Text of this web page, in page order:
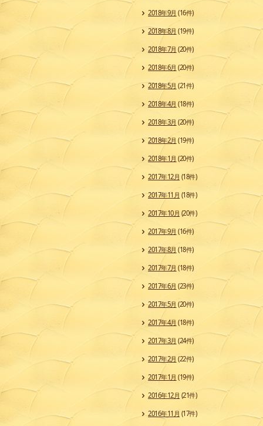
2018年9月(16件)
2018年8月 (19件)
2018年7月 (20件)
2018年6月 (20件)
2018年5月 (21件)
2018年4月 (18件)
2018年3月(20件)
2018年2月 (19件)
2018年1月 (20件)
2017年12月(18件)
2017年11月 (18件)
2017年10月 (20件)
2017年9月 (16件)
2017年8月 (18件)
2017年7月 (18件)
2017年6月 (23件)
2017年5月 (20件)
2017年4月 (18件)
2017年3月 (24件)
2017年2月 (22件)
2017年1月 (19件)
2016年12月 (21件)
2016年11月 (17件)